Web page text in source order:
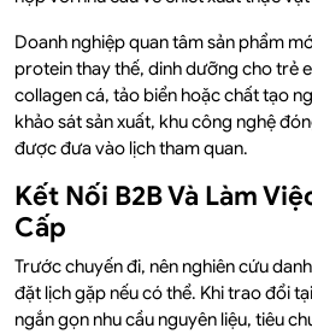
Doanh nghiệp quan tâm sản phẩm
protein thay thế, dinh dưỡng cho trẻ
collagen cá, tảo biển hoặc chất tạo
khảo sát sản xuất, khu công nghệ
được đưa vào lịch tham quan.
Kết Nối B2B Và Làm
Cấp
Trước chuyến đi, nên nghiên cứu
đặt lịch gặp nếu có thể. Khi trao đổi
ngắn gọn nhu cầu nguyên liệu, tiêu